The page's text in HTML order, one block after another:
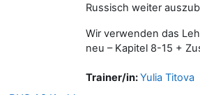
Russisch weiter
Wir verwenden das
neu – Kapitel 8-15 +
Trainer/in:Yulia Titova